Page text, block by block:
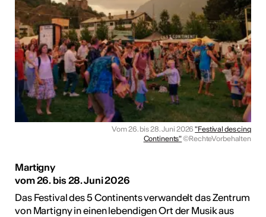
Vom 26. bis 28. Juni 2026"Festival des cinq
Continents"©RechteVorbehalten
Martigny
vom 26. bis 28. Juni 2026
Das Festival des 5 Continents verwandelt das Zentrum
von Martigny in einen lebendigen Ort der Musik aus